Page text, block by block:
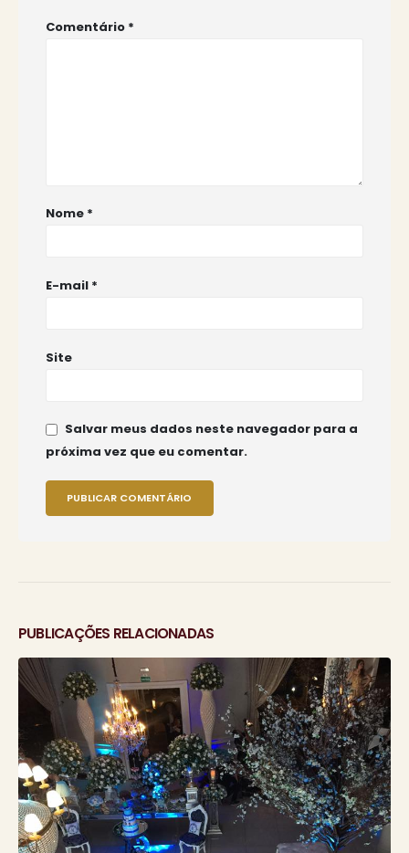
Comentário *
Nome *
E-mail *
Site
Salvar meus dados neste navegador para a
próxima vez que eu comentar.
PUBLICAÇÕES RELACIONADAS